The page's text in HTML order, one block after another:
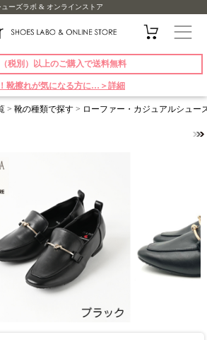
ューズラボ & オンラインストア
税別）以上のご購入で送料無料
靴擦れが気になる方に…＞詳細
> 靴の種類で探す > ローファー・カジュアルシュー